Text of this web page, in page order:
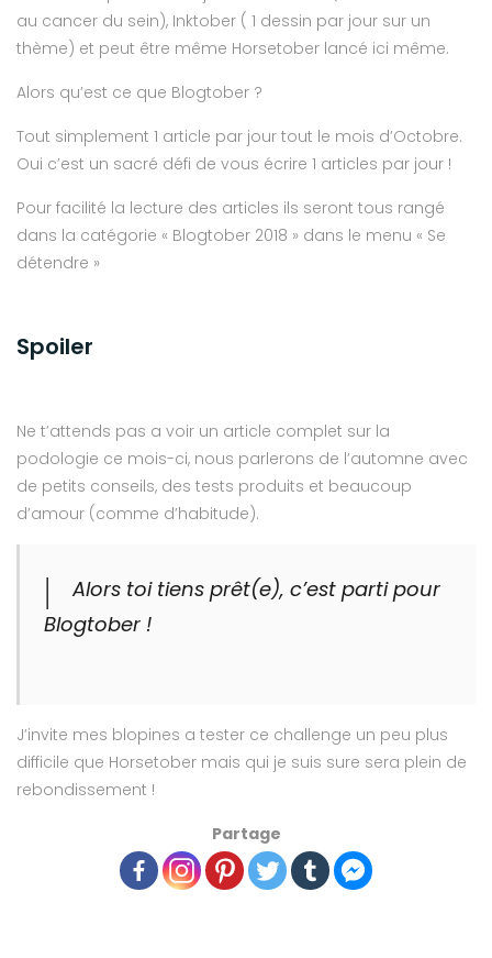
au cancer du sein), Inktober ( 1 dessin par jour sur un
thème) et peut être même Horsetober lancé ici même.
Alors qu’est ce que Blogtober ?
Tout simplement 1 article par jour tout le mois d’Octobre.
Oui c’est un sacré défi de vous écrire 1 articles par jour !
Pour facilité la lecture des articles ils seront tous rangé
dans la catégorie « Blogtober 2018 » dans le menu « Se
détendre »
Spoiler
Ne t’attends pas a voir un article complet sur la
podologie ce mois-ci, nous parlerons de l’automne avec
de petits conseils, des tests produits et beaucoup
d’amour (comme d’habitude).
Alors toi tiens prêt(e), c’est parti pour
Blogtober !
J’invite mes blopines a tester ce challenge un peu plus
difficile que Horsetober mais qui je suis sure sera plein de
rebondissement !
Partage